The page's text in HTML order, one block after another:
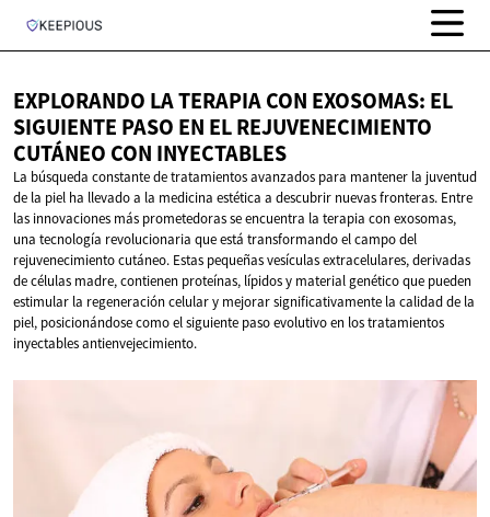
EXPLORANDO LA TERAPIA CON EXOSOMAS: EL
SIGUIENTE PASO EN EL REJUVENECIMIENTO
CUTÁNEO CON INYECTABLES
La búsqueda constante de tratamientos avanzados para mantener la juventud
de la piel ha llevado a la medicina estética a descubrir nuevas fronteras. Entre
las innovaciones más prometedoras se encuentra la terapia con exosomas,
una tecnología revolucionaria que está transformando el campo del
rejuvenecimiento cutáneo. Estas pequeñas vesículas extracelulares, derivadas
de células madre, contienen proteínas, lípidos y material genético que pueden
estimular la regeneración celular y mejorar significativamente la calidad de la
piel, posicionándose como el siguiente paso evolutivo en los tratamientos
inyectables antienvejecimiento.